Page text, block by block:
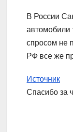
В России
автомобили
спросом не
РФ все же
Источник
Спасибо за